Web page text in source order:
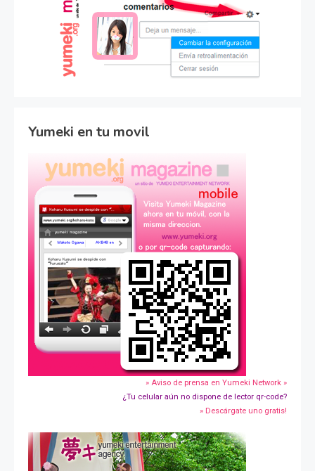
Yumeki en tu movil
» Aviso de prensa en Yumeki Network »
¿Tu celular aún no dispone de lector qr-code?
» Descárgate uno gratis!